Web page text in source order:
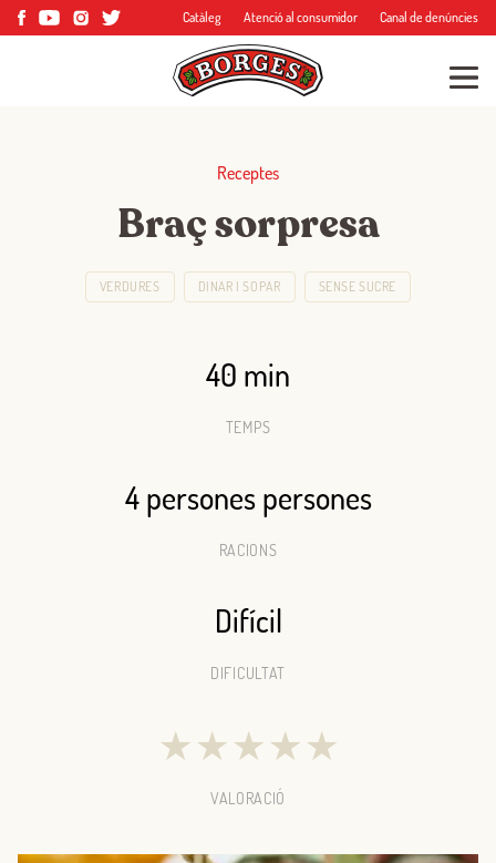
Catàleg Atenció al consumidor Canal de denúncies
Receptes
Braç sorpresa
VERDURES DINAR I SOPAR SENSE SUCRE
40 min
TEMPS
4 persones persones
RACIONS
Difícil
DIFICULTAT
★★★★★
VALORACIÓ